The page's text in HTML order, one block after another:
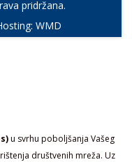
u svrhu poboljšanja Vašeg
društvenih mreža. Uz
pridržana.
WMD